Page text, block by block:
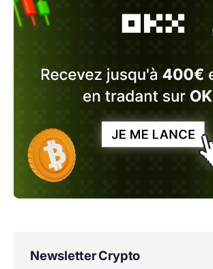
Newsletter Crypto